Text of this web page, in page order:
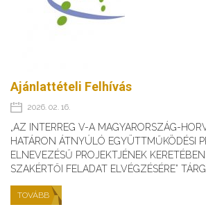
Ajánlattételi Felhívás
2026. 02. 16.
„AZ INTERREG V-A MAGYARORSZÁG-
HATÁRON ÁTNYÚLÓ EGYÜTTMŰKÖDÉSI
ELNEVEZÉSŰ PROJEKTJÉNEK
SZAKÉRTŐI FELADAT ELVÉGZÉSÉRE”
TOVÁBB